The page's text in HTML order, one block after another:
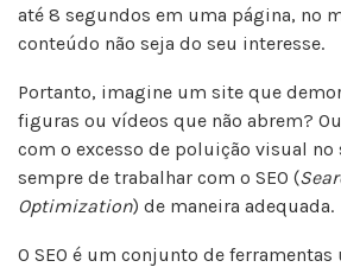
até 8 segundos em uma página, no
conteúdo não seja do seu interesse.
Portanto, imagine um site que
figuras ou vídeos que não abrem?
com o excesso de poluição visual
sempre de trabalhar com o SEO (
Optimization) de maneira adequada.
O SEO é um conjunto de